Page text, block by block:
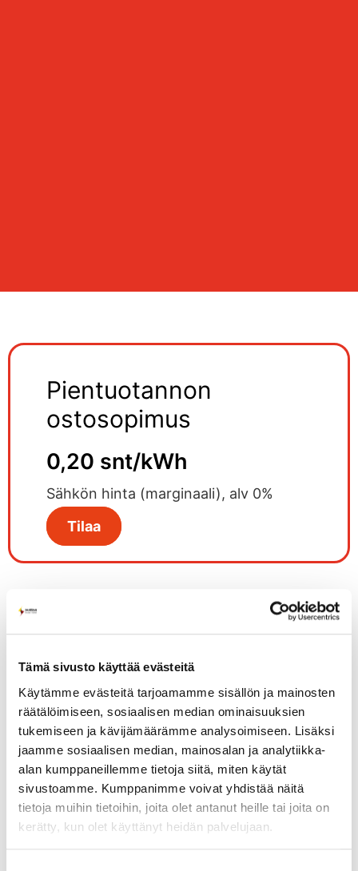
Tämä sivusto käyttää evästeitä
Käytämme evästeitä tarjoamamme sisällön ja mainosten
räätälöimiseen, sosiaalisen median ominaisuuksien
tukemiseen ja kävijämäärämme analysoimiseen. Lisäksi
jaamme sosiaalisen median, mainosalan ja analytiikka-
alan kumppaneillemme tietoja siitä, miten käytät
sivustoamme. Kumppanimme voivat yhdistää näitä
tietoja muihin tietoihin, joita olet antanut heille tai joita on
kerätty, kun olet käyttänyt heidän palvelujaan.
Pientuotannon
ostosopimus
0,20 snt/kWh
Sähkön hinta (marginaali), alv 0%
Tilaa
katolla, tai onko tontillasi pieni tuulivoimala? Etkä ehkä
tarvitse aina kaikkea tuottamaasi sähköä itse? Me
olemme kiinnostuneita ostamaan ylijäämäsähkösi!
Imatran Seudun Sähkön maksama sähkön hinta asiakkaan
pientuotannosta: Suomen hinta-alueen
varttituntikohtainen arvonlisäveroton spot-hinta (Day-
ahead) vähennettynä 0,20 snt/kWh (alv. 0 %).
Toteutuneita spot-hintoja pääset katsomaan